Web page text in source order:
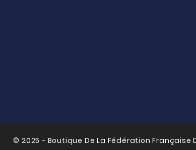
© 2025 - Boutique De La Fédération Française